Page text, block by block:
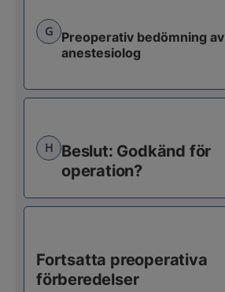
G
Preoperativ bedömning av
anestesiolog
H
Beslut: Godkänd för
operation?
Fortsatta preoperativa
förberedelser